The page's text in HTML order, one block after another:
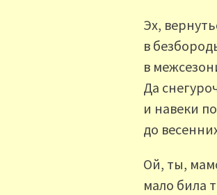
Эх,
в
в
Да
и навеки
до
Ой, ты,
мало била